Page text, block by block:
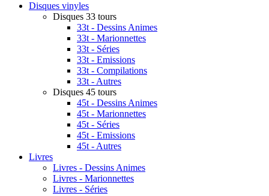
Disques vinyles
Disques 33 tours
33t - Dessins Animes
33t - Marionnettes
33t - Séries
33t - Emissions
33t - Compilations
33t - Autres
Disques 45 tours
45t - Dessins Animes
45t - Marionnettes
45t - Séries
45t - Emissions
45t - Autres
Livres
Livres - Dessins Animes
Livres - Marionnettes
Livres - Séries